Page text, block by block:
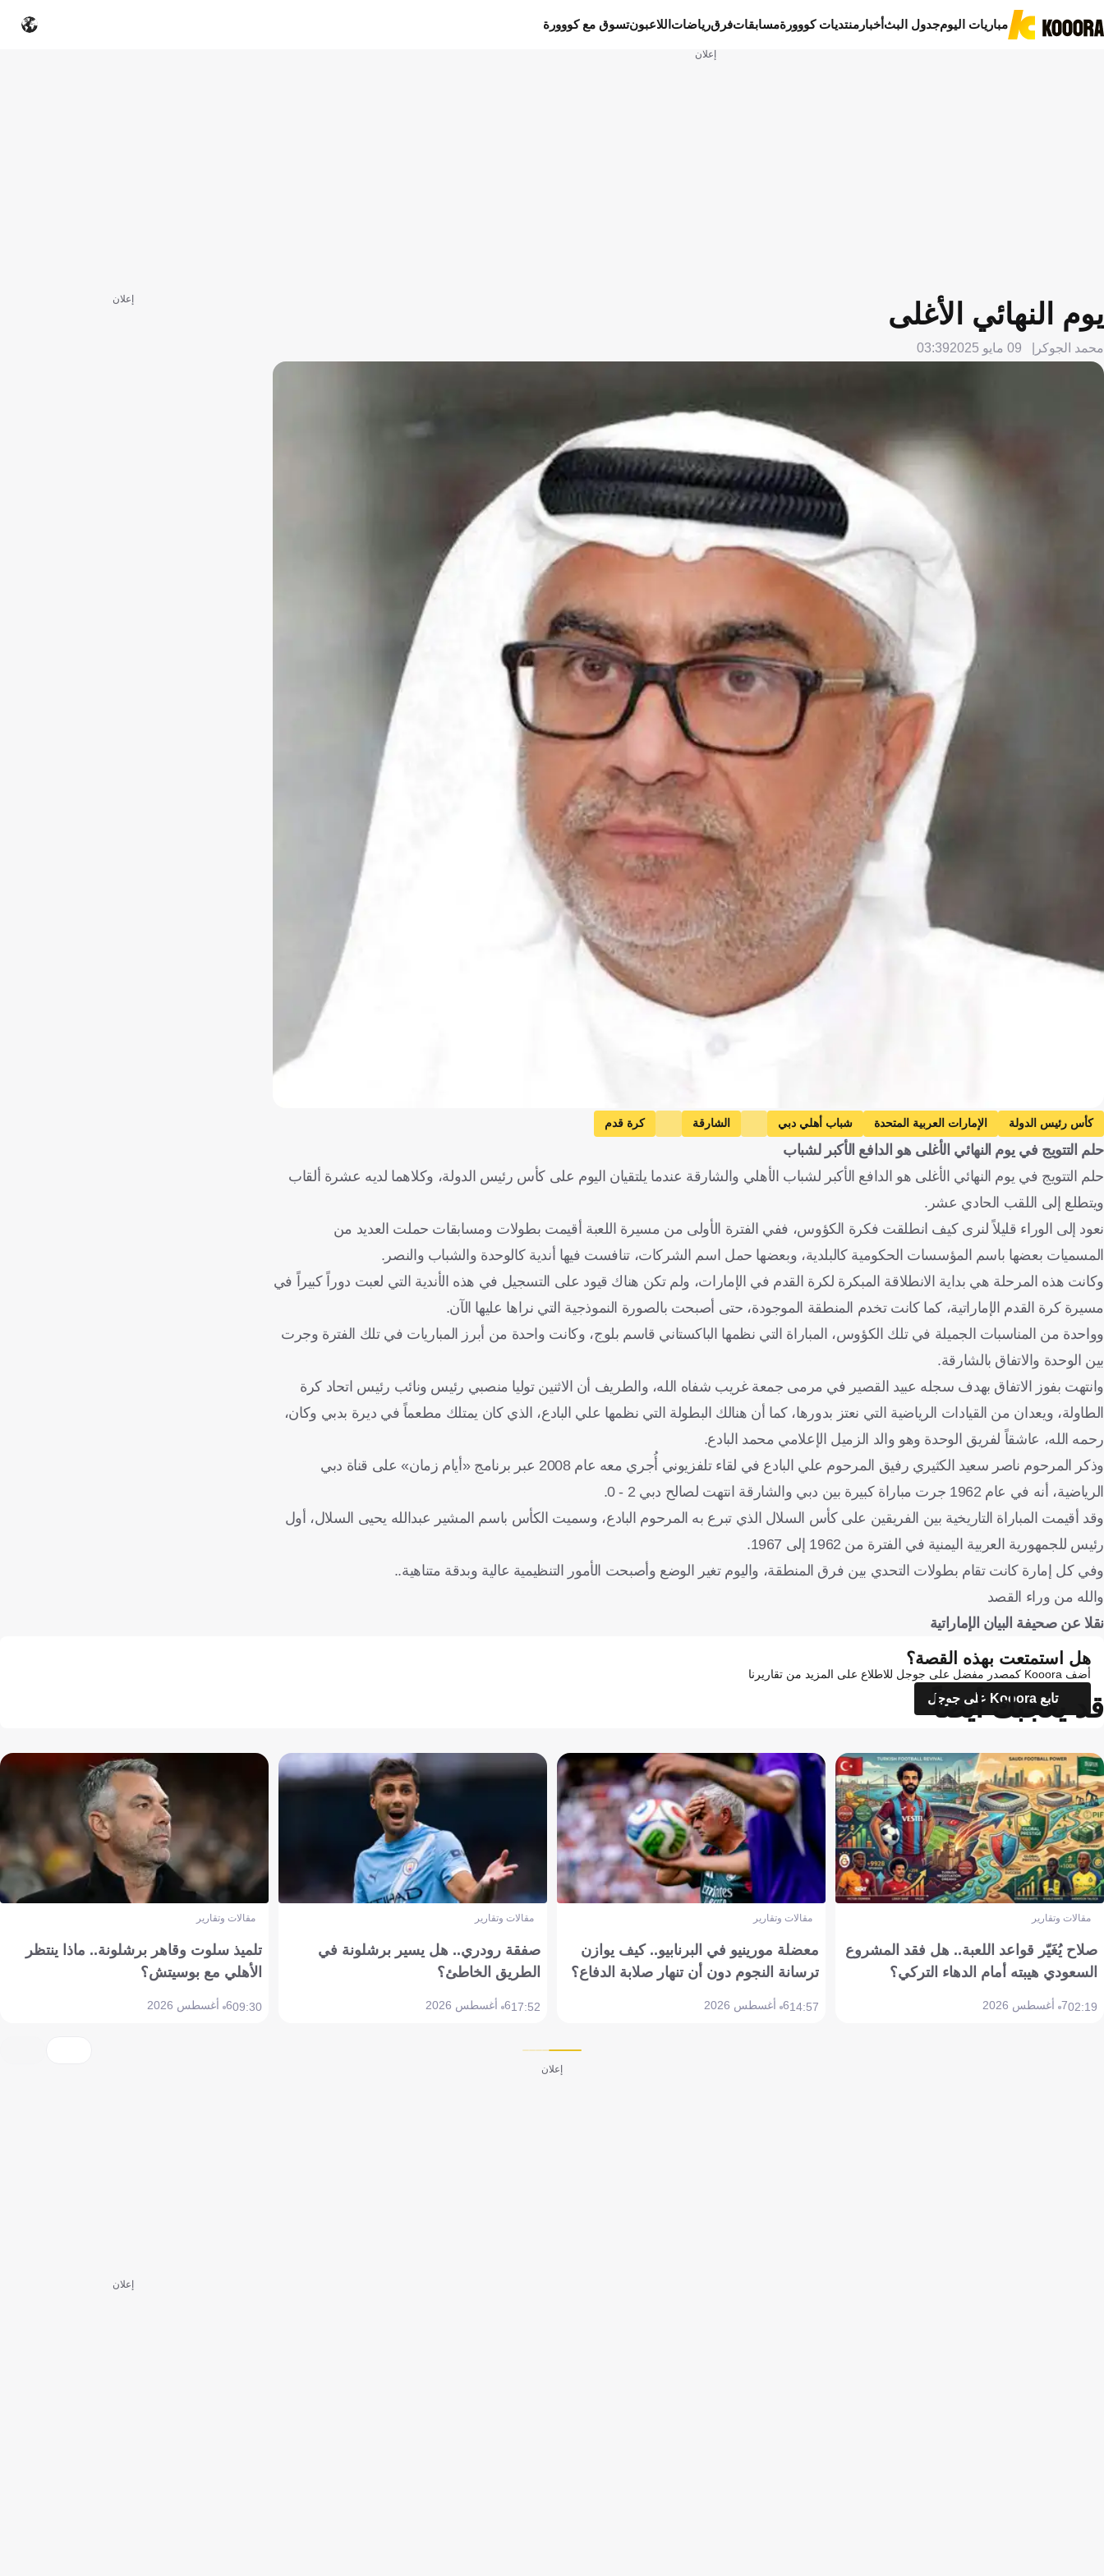
مباريات اليومجدول البثأخبار منتديات كووورةمسابقاتفرقرياضات اللاعبونتسوق مع كووورة
إعلان
يوم النهائي الأغلى
محمد الجوكر 09 مايو 2025 03:39
كأس رئيس الدولة الإمارات العربية المتحدة شباب أهلي دبي الشارقة كرة قدم
حلم التتويج في يوم النهائي الأغلى هو الدافع الأكبر لشباب
حلم التتويج في يوم النهائي الأغلى هو الدافع الأكبر لشباب الأهلي والشارقة عندما يلتقيان اليوم على كأس رئيس الدولة، وكلاهما لديه عشرة ألقاب
ويتطلع إلى اللقب الحادي عشر.
نعود إلى الوراء قليلاً لنرى كيف انطلقت فكرة الكؤوس، ففي الفترة الأولى من مسيرة اللعبة أقيمت بطولات ومسابقات حملت العديد من
المسميات بعضها باسم المؤسسات الحكومية كالبلدية، وبعضها حمل اسم الشركات، تنافست فيها أندية كالوحدة والشباب والنصر.
وكانت هذه المرحلة هي بداية الانطلاقة المبكرة لكرة القدم في الإمارات، ولم تكن هناك قيود على التسجيل في هذه الأندية التي لعبت دوراً كبيراً في
مسيرة كرة القدم الإماراتية، كما كانت تخدم المنطقة الموجودة، حتى أصبحت بالصورة النموذجية التي نراها عليها الآن.
وواحدة من المناسبات الجميلة في تلك الكؤوس، المباراة التي نظمها الباكستاني قاسم بلوج، وكانت واحدة من أبرز المباريات في تلك الفترة وجرت
بين الوحدة والاتفاق بالشارقة.
وانتهت بفوز الاتفاق بهدف سجله عبيد القصير في مرمى جمعة غريب شفاه الله، والطريف أن الاثنين توليا منصبي رئيس ونائب رئيس اتحاد كرة
الطاولة، ويعدان من القيادات الرياضية التي نعتز بدورها، كما أن هنالك البطولة التي نظمها علي البادع، الذي كان يمتلك مطعماً في ديرة بدبي وكان،
رحمه الله، عاشقاً لفريق الوحدة وهو والد الزميل الإعلامي محمد البادع.
وذكر المرحوم ناصر سعيد الكثيري رفيق المرحوم علي البادع في لقاء تلفزيوني أُجري معه عام 2008 عبر برنامج «أيام زمان» على قناة دبي
الرياضية، أنه في عام 1962 جرت مباراة كبيرة بين دبي والشارقة انتهت لصالح دبي 2 - 0.
وقد أقيمت المباراة التاريخية بين الفريقين على كأس السلال الذي تبرع به المرحوم البادع، وسميت الكأس باسم المشير عبدالله يحيى السلال، أول
رئيس للجمهورية العربية اليمنية في الفترة من 1962 إلى 1967.
وفي كل إمارة كانت تقام بطولات التحدي بين فرق المنطقة، واليوم تغير الوضع وأصبحت الأمور التنظيمية عالية وبدقة متناهية..
والله من وراء القصد
نقلا عن صحيفة البيان الإماراتية
إعلان
هل استمتعت بهذه القصة؟
أضف Kooora كمصدر مفضل على جوجل للاطلاع على المزيد من تقاريرنا
تابع Kooora على جوجل
قد يعجبك أيضاً
مقالات وتقارير
صلاح يُغَيّر قواعد اللعبة.. هل فقد المشروع
السعودي هيبته أمام الدهاء التركي؟
02:197 أغسطس 2026
مقالات وتقارير
معضلة مورينيو في البرنابيو.. كيف يوازن
ترسانة النجوم دون أن تنهار صلابة الدفاع؟
14:576 أغسطس 2026
مقالات وتقارير
صفقة رودري.. هل يسير برشلونة في
الطريق الخاطئ؟
17:526 أغسطس 2026
مقالات وتقارير
تلميذ سلوت وقاهر برشلونة.. ماذا ينتظر
الأهلي مع بوسيتش؟
09:306 أغسطس 2026
إعلان
إعلان